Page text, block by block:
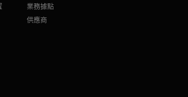
業務據點
供應商